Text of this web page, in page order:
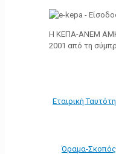
Η ΚΕΠΑ-ΑΝΕΜ ΑΜΚΕ
2001 από τη
Εταιρική
Όραμα-Σκοπός